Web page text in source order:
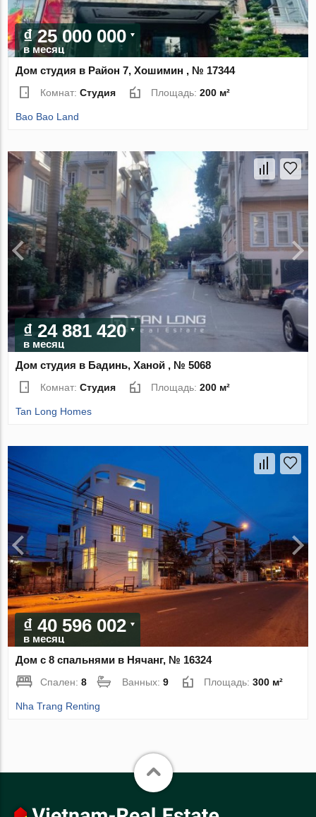
₫ 25 000 000
в месяц
Дом студия в Район 7, Хошимин , № 17344
Комнат:Студия Площадь:200 м²
Bao Bao Land
₫ 24 881 420
в месяц
Дом студия в Бадинь, Ханой , № 5068
Комнат:Студия Площадь:200 м²
Tan Long Homes
₫ 40 596 002
в месяц
Дом с 8 спальнями в Нячанг, № 16324
Спален:8 Ванных:9 Площадь:300 м²
Nha Trang Renting